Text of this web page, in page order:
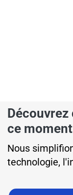
Découvrez
ce moment
Nous
technologie,